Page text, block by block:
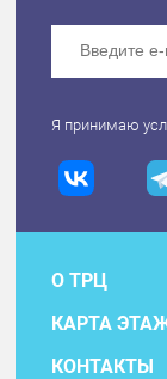
Я принимаю
О ТРЦ
КАРТА
КОНТАКТЫ